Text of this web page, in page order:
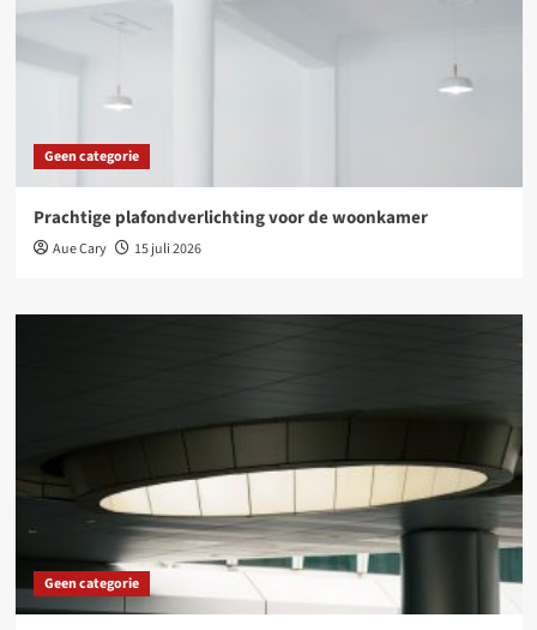
Geen categorie
Prachtige plafondverlichting voor de woonkamer
Aue Cary 15 juli 2026
Geen categorie